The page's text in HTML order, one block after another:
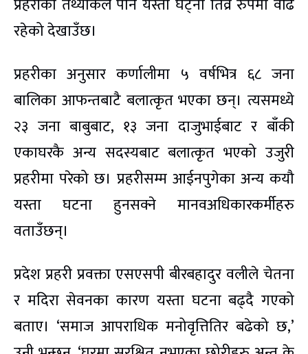
प्रहरीको तथ्यांकले पनि यस्ता घट्ना तिव्र रुपमा वढि
रहेको देखाउँछ।
प्रहरीका अनुसार कर्णालीमा ५ वर्षभित्र ६८ जना
बालिका आफन्तबाटै बलात्कृत भएका छन्। त्यसमध्ये
२३ जना बाबुबाट, १३ जना दाजुभाईबाट र बाँकी
एकाघरकै अन्य सदस्यबाट बलात्कृत भएको उजुरी
प्रहरीमा परेको छ। प्रहरीसम्म आईनपुगेका अन्य कयौ
यस्ता घटना हुनसक्ने मानवअधिकारकर्मीहरु
वताउँछन्।
प्रदेश प्रहरी प्रवक्ता एसएसपी बीरबहादुर वलीले चेतना
र मदिरा सेवनका कारण यस्ता घटना बढ्दै गएको
बताए। ‘समाज आपराधिक मनोवृत्तितिर बढेको छ,’